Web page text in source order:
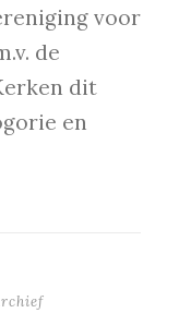
voor
de
dit
en